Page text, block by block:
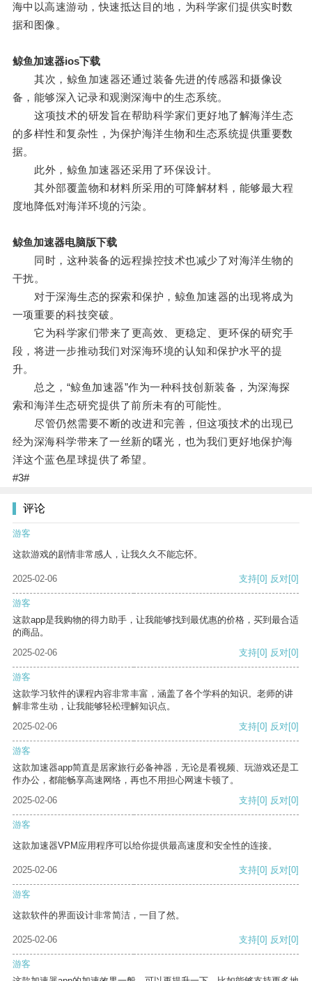
海中以高速游动，快速抵达目的地，为科学家们提供实时数
据和图像。
鲸鱼加速器ios下载
其次，鲸鱼加速器还通过装备先进的传感器和摄像设
备，能够深入记录和观测深海中的生态系统。
这项技术的研发旨在帮助科学家们更好地了解海洋生态
的多样性和复杂性，为保护海洋生物和生态系统提供重要数
据。
此外，鲸鱼加速器还采用了环保设计。
其外部覆盖物和材料所采用的可降解材料，能够最大程
度地降低对海洋环境的污染。
鲸鱼加速器电脑版下载
同时，这种装备的远程操控技术也减少了对海洋生物的
干扰。
对于深海生态的探索和保护，鲸鱼加速器的出现将成为
一项重要的科技突破。
它为科学家们带来了更高效、更稳定、更环保的研究手
段，将进一步推动我们对深海环境的认知和保护水平的提
升。
总之，“鲸鱼加速器”作为一种科技创新装备，为深海探
索和海洋生态研究提供了前所未有的可能性。
尽管仍然需要不断的改进和完善，但这项技术的出现已
经为深海科学带来了一丝新的曙光，也为我们更好地保护海
洋这个蓝色星球提供了希望。
#3#
评论
游客
这款游戏的剧情非常感人，让我久久不能忘怀。
2025-02-06 支持[0] 反对[0]
游客
这款app是我购物的得力助手，让我能够找到最优惠的价格，买到最合适
的商品。
2025-02-06
支持[0] 反对[0]
游客
这款学习软件的课程内容非常丰富，涵盖了各个学科的知识。老师的讲
解非常生动，让我能够轻松理解知识点。
2025-02-06
支持[0] 反对[0]
游客
这款加速器app简直是居家旅行必备神器，无论是看视频、玩游戏还是工
作办公，都能畅享高速网络，再也不用担心网速卡顿了。
2025-02-06
支持[0] 反对[0]
游客
这款加速器VPM应用程序可以给你提供最高速度和安全性的连接。
2025-02-06 支持[0] 反对[0]
游客
这款软件的界面设计非常简洁，一目了然。
2025-02-06 支持[0] 反对[0]
游客